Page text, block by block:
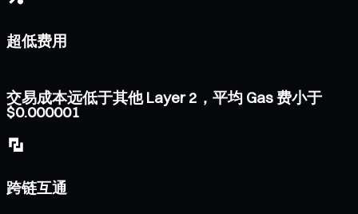
超低费用
交易成本远低于其他 Layer 2，平均 Gas 费小于
$0.000001
跨链互通